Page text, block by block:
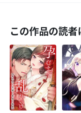
この作品の読